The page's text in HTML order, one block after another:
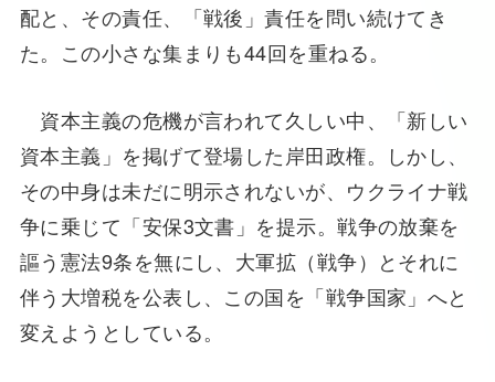
配と、その責任、「戦後」責任を問い続けてき
た。この小さな集まりも44回を重ねる。
資本主義の危機が言われて久しい中、「新しい
資本主義」を掲げて登場した岸田政権。しかし、
その中身は未だに明示されないが、ウクライナ戦
争に乗じて「安保3文書」を提示。戦争の放棄を
謳う憲法9条を無にし、大軍拡（戦争）とそれに
伴う大増税を公表し、この国を「戦争国家」へと
変えようとしている。